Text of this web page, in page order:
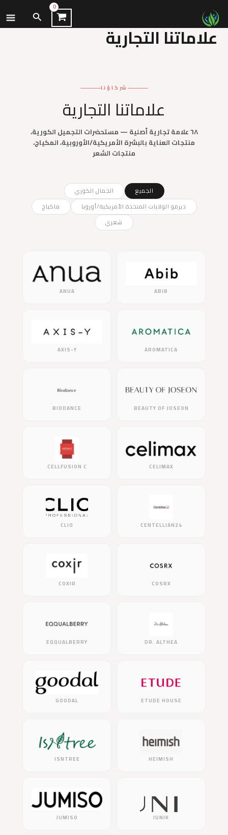
انتقل
إلى
المحتوى
البحث
علاماتنا التجارية
شركاؤنا
علاماتنا التجارية
٦٨ علامة تجارية أصلية — مستحضرات التجميل الكورية،
منتجات العناية بالبشرة الأمريكية/الأوروبية، المكياج،
منتجات الشعر
الجميع
الجمال الكوري
ديرمو الولايات المتحدة الأمريكية/أوروبا
ماكياج
شعري
ABIB
ANUA
AROMATICA
AXIS-Y
BEAUTY OF JOSEON
BIODANCE
CELIMAX
CELLFUSION C
CENTELLIAN24
CLIO
COSRX
COXIR
DR. ALTHEA
EQQUALBERRY
ETUDE HOUSE
GOODAL
HEIMISH
ISNTREE
IUNIK
JUMISO